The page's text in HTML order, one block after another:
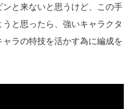
と来ないと思うけど、この手
と思ったら、強いキャラクタ
ラの特技を活かす為に編成を